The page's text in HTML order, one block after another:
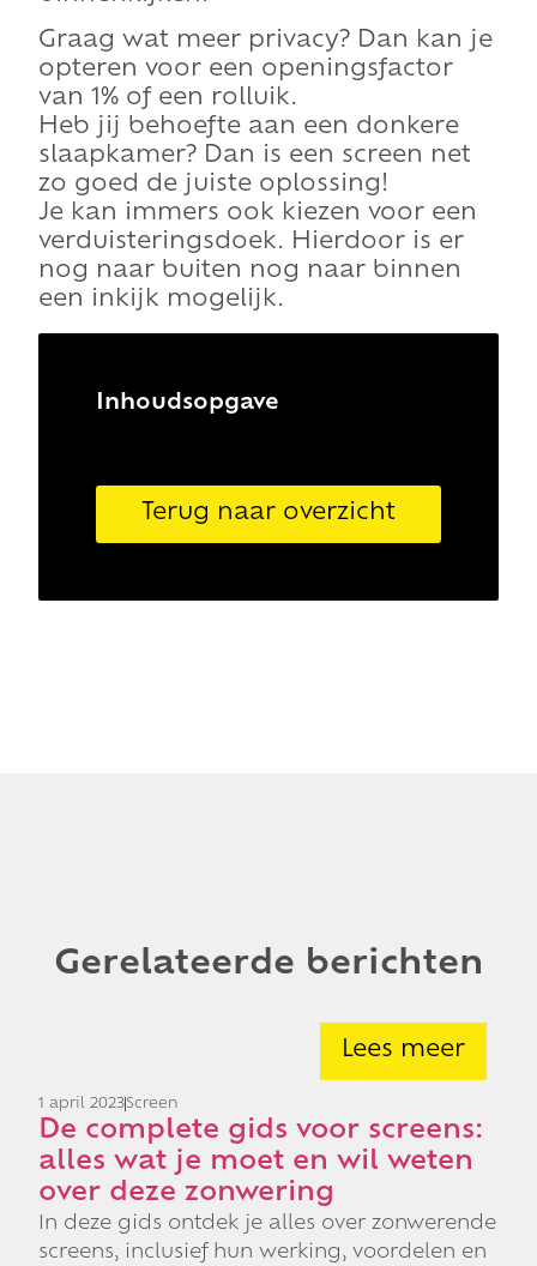
Graag wat meer privacy? Dan kan je
opteren voor een openingsfactor
van 1% of een rolluik.
Heb jij behoefte aan een donkere
slaapkamer? Dan is een screen net
zo goed de juiste oplossing!
Je kan immers ook kiezen voor een
verduisteringsdoek. Hierdoor is er
nog naar buiten nog naar binnen
een inkijk mogelijk.
Inhoudsopgave
Terug naar overzicht
Gerelateerde berichten
Lees meer
1 april 2023Screen
De complete gids voor screens:
alles wat je moet en wil weten
over deze zonwering
In deze gids ontdek je alles over zonwerende
screens, inclusief hun werking, voordelen en